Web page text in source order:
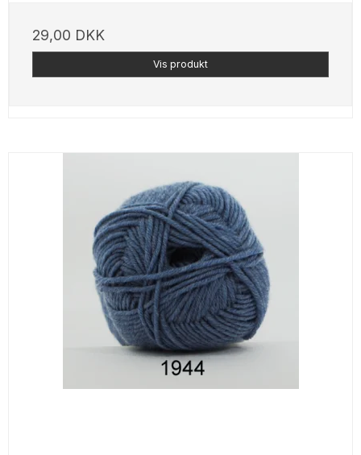
29,00 DKK
Vis produkt